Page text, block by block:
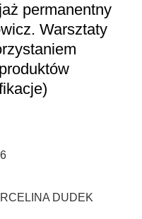
permanentny
Warsztaty
DUDEK